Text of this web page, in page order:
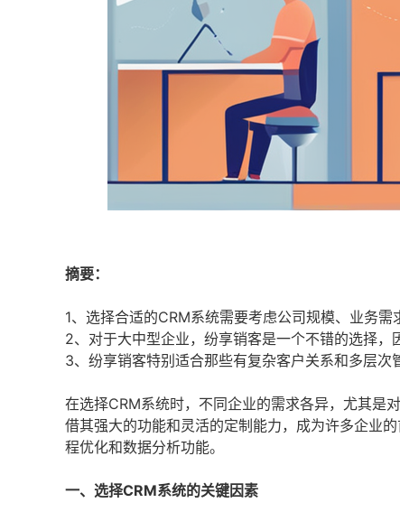
摘要：
1、选择合适的CRM系统需要考虑公司规模、业务需
2、对于大中型企业，纷享销客是一个不错的选择，
3、纷享销客特别适合那些有复杂客户关系和多层次
在选择CRM系统时，不同企业的需求各异，尤其是
借其强大的功能和灵活的定制能力，成为许多企业
程优化和数据分析功能。
一、选择CRM系统的关键因素